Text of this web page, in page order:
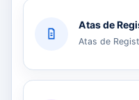
Atas de
Atas de